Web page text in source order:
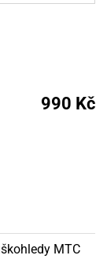
990 Kč
MTC